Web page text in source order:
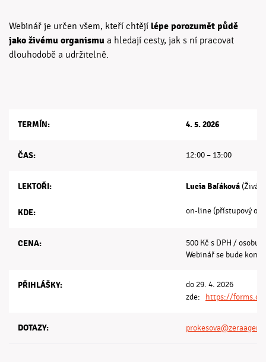
Webinář je určen všem, kteří chtějí lépe porozumět půdě
jako živému organismu a hledají cesty, jak s ní pracovat
dlouhodobě a udržitelně.
TERMÍN: 4. 5. 2026
ČAS: 12:00 – 13:00
LEKTOŘI:
KDE:
Lucia Baľáková (Živá
on-line (přístupový
CENA:
500 Kč s DPH / osobu
Webinář se bude
PŘIHLÁŠKY:
do 29. 4. 2026
zde:
https://
DOTAZY: